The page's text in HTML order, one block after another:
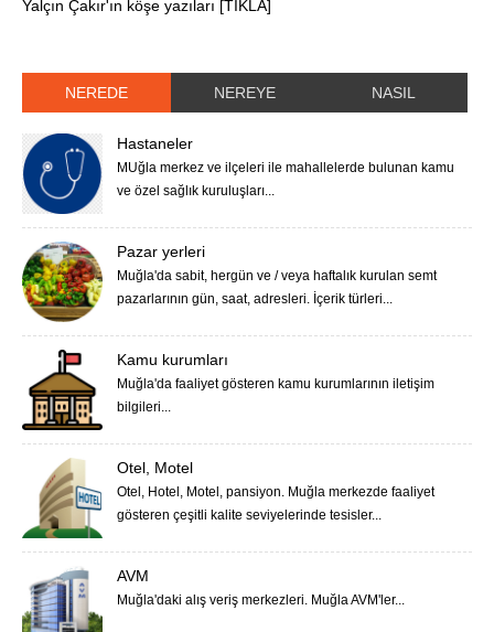
Yalçın Çakır'ın köşe yazıları [TIKLA]
NEREDE NEREYE NASIL
Hastaneler
MUğla merkez ve ilçeleri ile mahallelerde bulunan kamu
ve özel sağlık kuruluşları...
Pazar yerleri
Muğla'da sabit, hergün ve / veya haftalık kurulan semt
pazarlarının gün, saat, adresleri. İçerik türleri...
Kamu kurumları
Muğla'da faaliyet gösteren kamu kurumlarının iletişim
bilgileri...
Otel, Motel
Otel, Hotel, Motel, pansiyon. Muğla merkezde faaliyet
gösteren çeşitli kalite seviyelerinde tesisler...
AVM
Muğla'daki alış veriş merkezleri. Muğla AVM'ler...